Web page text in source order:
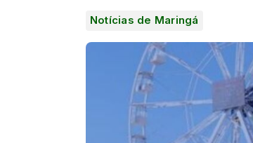
Notícias de Maringá